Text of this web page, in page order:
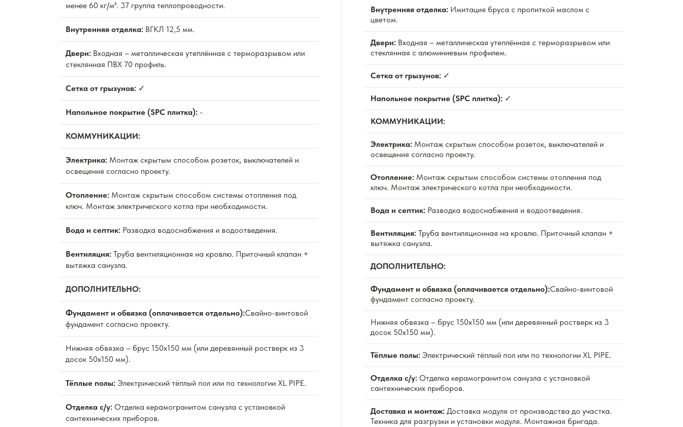
менее 60 кг/м³. 37 группа теплопроводности.
Внутренняя отделка: ВГКЛ 12,5 мм.
Двери: Входная – металлическая утеплённая с терморазрывом или
стеклянная ПВХ 70 профиль.
Сетка от грызунов: ✓
Напольное покрытие (SPC плитка): -
КОММУНИКАЦИИ:
Электрика: Монтаж скрытым способом розеток, выключателей и
освещения согласно проекту.
Отопление: Монтаж скрытым способом системы отопления под
ключ. Монтаж электрического котла при необходимости.
Вода и септик: Разводка водоснабжения и водоотведения.
Вентиляция: Труба вентиляционная на кровлю. Приточный клапан +
вытяжка санузла.
ДОПОЛНИТЕЛЬНО:
Фундамент и обвязка (оплачивается отдельно):Свайно-винтовой
фундамент согласно проекту.
Нижняя обвязка – брус 150х150 мм (или деревянный ростверк из 3
досок 50х150 мм).
Тёплые полы: Электрический тёплый пол или по технологии XL PIPE.
Отделка с/у: Отделка керамогранитом санузла с установкой
сантехнических приборов.
Внутренняя отделка: Имитация бруса с пропиткой маслом с
цветом.
Двери: Входная – металлическая утеплённая с терморазрывом или
стеклянная с алюминиевым профилем.
Сетка от грызунов: ✓
Напольное покрытие (SPC плитка): ✓
КОММУНИКАЦИИ:
Электрика: Монтаж скрытым способом розеток, выключателей и
освещения согласно проекту.
Отопление: Монтаж скрытым способом системы отопления под
ключ. Монтаж электрического котла при необходимости.
Вода и септик: Разводка водоснабжения и водоотведения.
Вентиляция: Труба вентиляционная на кровлю. Приточный клапан +
вытяжка санузла.
ДОПОЛНИТЕЛЬНО:
Фундамент и обвязка (оплачивается отдельно):Свайно-винтовой
фундамент согласно проекту.
Нижняя обвязка – брус 150х150 мм (или деревянный ростверк из 3
досок 50х150 мм).
Тёплые полы: Электрический тёплый пол или по технологии XL PIPE.
Отделка с/у: Отделка керамогранитом санузла с установкой
сантехнических приборов.
Доставка и монтаж: Доставка модуля от производства до участка.
Техника для разгрузки и установки модуля. Монтажная бригада.